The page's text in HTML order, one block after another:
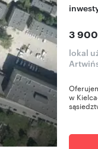
3
lokal
w